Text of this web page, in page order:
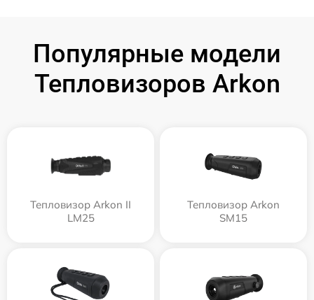
Популярные модели
Тепловизоров Arkon
Тепловизор Arkon II
LM25
Тепловизор Arkon
SM15